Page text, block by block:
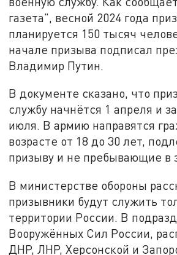
газета", весной 2024 года
планируется 150 тысяч
начале призыва подписал
Владимир Путин.
В документе сказано, что
службу начнётся 1 апреля и
июля. В армию направятся
возрасте от 18 до 30 лет,
призыву и не пребывающие в
В министерстве обороны
призывники будут служить
территории России. В
Вооружённых Сил России,
ДНР, ЛНР, Херсонской и